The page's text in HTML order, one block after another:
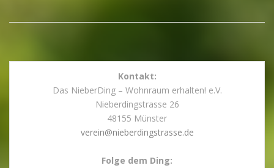
Kontakt:
Das NieberDing – Wohnraum erhalten! e.V.
Nieberdingstrasse 26
48155 Münster
verein@nieberdingstrasse.de
Folge dem Ding: